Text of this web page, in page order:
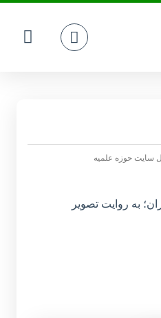
سایت حوزه علمیه
به روایت تصویر